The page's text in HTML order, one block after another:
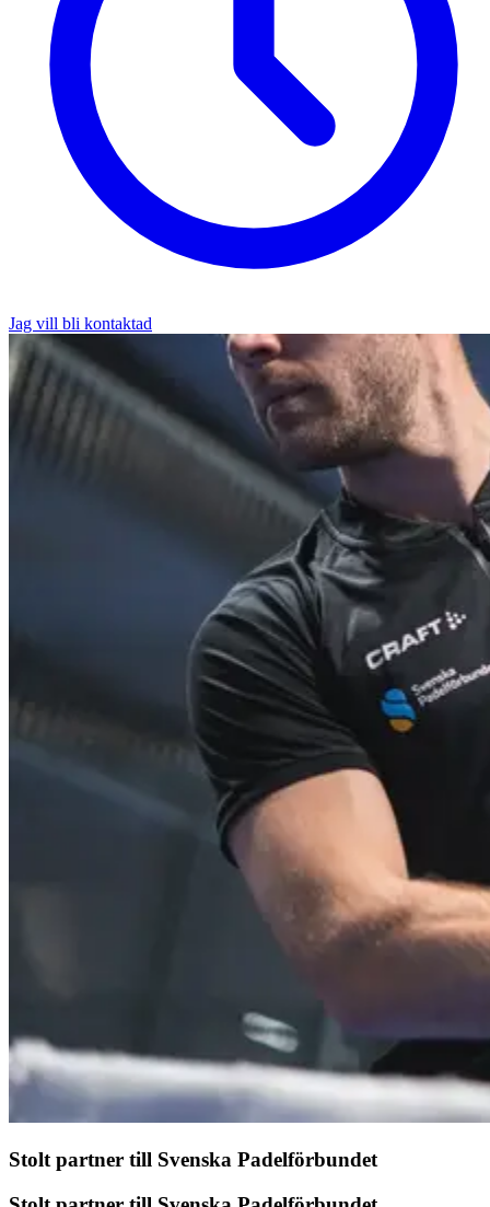
Jag vill bli kontaktad
Stolt partner till Svenska Padelförbundet